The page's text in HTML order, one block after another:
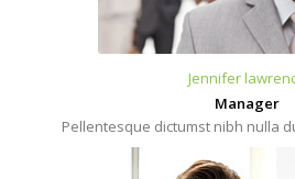
Jennifer
Manager
Pellentesque dictumst nibh nulla